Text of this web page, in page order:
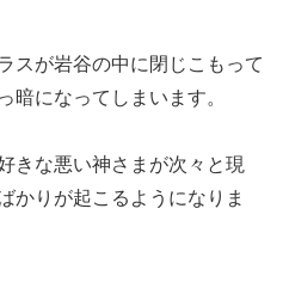
スが岩谷の中に閉じこもって
暗になってしまいます。
きな悪い神さまが次々と現
かりが起こるようになりま